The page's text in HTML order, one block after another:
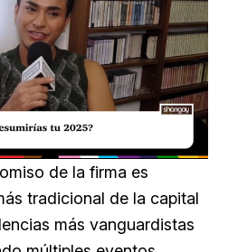
Loaded:
40.09%
de la firma es
tradicional de la capital
más vanguardistas